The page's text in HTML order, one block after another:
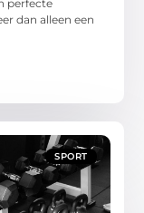
perfecte
dan alleen een
SPORT